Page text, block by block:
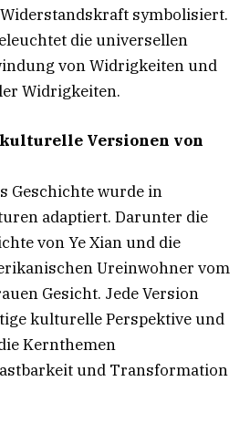
symbolisiert.
die universellen
von Widrigkeiten und
Widrigkeiten.
kulturelle Versionen von
Geschichte wurde in
adaptiert. Darunter die
von Ye Xian und die
Ureinwohner vom
Gesicht. Jede Version
kulturelle Perspektive und
Kernthemen
und Transformation